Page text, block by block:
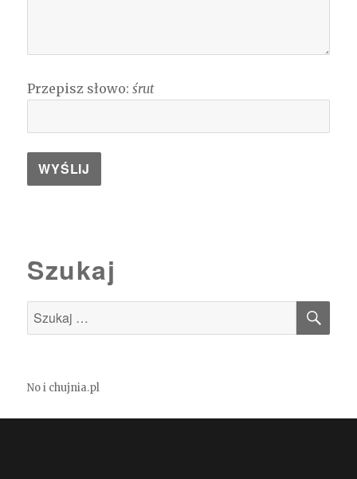
Przepisz słowo:śrut
Szukaj
Szukaj:
No i chujnia.pl